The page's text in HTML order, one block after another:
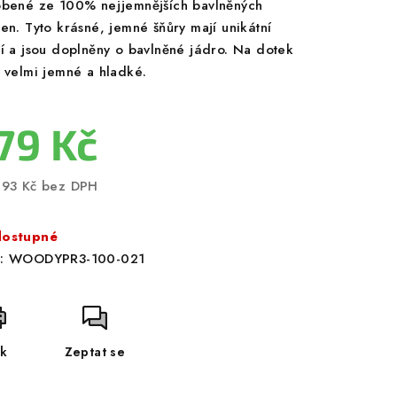
ze 100% nejjemnějších bavlněných
Tyto krásné, jemné šňůry mají unikátní
a jsou doplněny o bavlněné jádro. Na dotek
velmi jemné a hladké.
Kč
Kč bez DPH
WOODYPR3-100-021
Zeptat se